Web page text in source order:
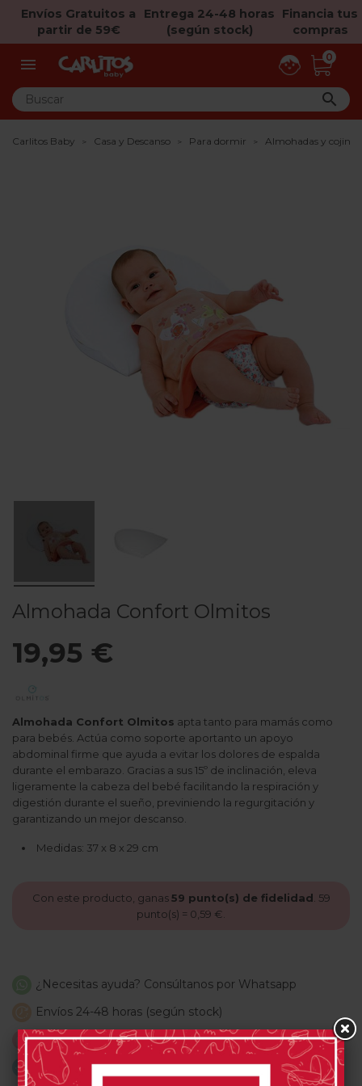
Envíos Gratuitos a
partir de 59€
Entrega 24-48 horas
(según stock)
Financia tus
compras
 0

Carlitos Baby Casa y Descanso Para dormir Almohadas y cojines
Almohada Confort Olmitos
19,95 €
Almohada Confort Olmitos apta tanto para mamás como
para bebés. Actúa como soporte aportanto un apoyo
abdominal firme que ayuda a evitar los dolores de espalda
durante el embarazo. Gracias a sus 15º de inclinación, eleva
ligeramente la cabeza del bebé facilitando la respiración y
digestión durante el sueño, previniendo la regurgitación y
garantizando un mejor descanso.
Medidas: 37 x 8 x 29 cm
Con este producto, ganas59 punto(s) de fidelidad 59
punto(s) = 0,59 €
¿Necesitas ayuda? Consúltanos por Whatsapp
Envíos 24-48 horas (según stock)
Disfruta de una compra fácil y segura
Envíos gratis a partir de 59€